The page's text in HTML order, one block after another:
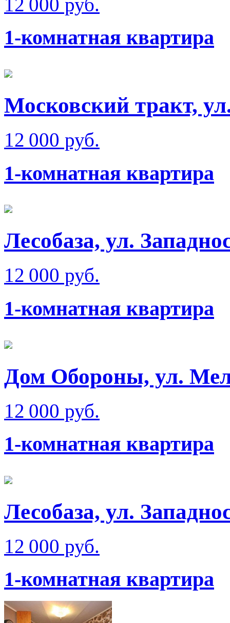
1-комнатная квартира
Московский тракт,
12 000 руб.
1-комнатная квартира
Лесобаза, ул.
12 000 руб.
1-комнатная квартира
Дом Обороны, ул.
12 000 руб.
1-комнатная квартира
Лесобаза, ул.
12 000 руб.
1-комнатная квартира